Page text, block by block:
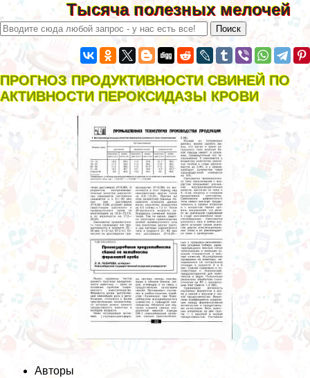
Тысяча полезных мелочей
ПРОГНОЗ ПРОДУКТИВНОСТИ СВИНЕЙ ПО
АКТИВНОСТИ ПЕРОКСИДАЗЫ КРОВИ
Авторы